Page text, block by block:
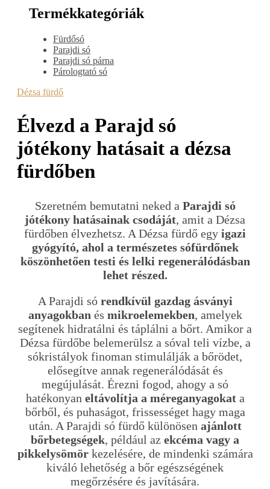
Termékkategóriák
Fürdősó
Parajdi só
Parajdi só párna
Párologtató só
Dézsa fürdő
Élvezd a Parajd só
jótékony hatásait a dézsa
fürdőben
Szeretném bemutatni neked a Parajdi só
jótékony hatásainak csodáját, amit a Dézsa
fürdőben élvezhetsz. A Dézsa fürdő egy igazi
gyógyító, ahol a természetes sófürdőnek
köszönhetően testi és lelki regenerálódásban
lehet részed.
A Parajdi só rendkívül gazdag ásványi
anyagokban és mikroelemekben, amelyek
segítenek hidratálni és táplálni a bőrt. Amikor a
Dézsa fürdőbe belemerülsz a sóval teli vízbe, a
sókristályok finoman stimulálják a bőrödet,
elősegítve annak regenerálódását és
megújulását. Érezni fogod, ahogy a só
hatékonyan eltávolítja a méreganyagokata
bőrből, és puhaságot, frissességet hagy maga
után. A Parajdi só fürdő különösen ajánlott
bőrbetegségek, például az ekcéma vagy a
pikkelysömör kezelésére, de mindenki számára
kiváló lehetőség a bőr egészségének
megőrzésére és javítására.